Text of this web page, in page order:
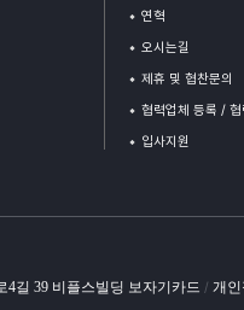
연혁
오시는길
제휴 및 협찬문의
협력업체 등록 /
입사지원
4길 39 비플스빌딩 보자기카드 / 개